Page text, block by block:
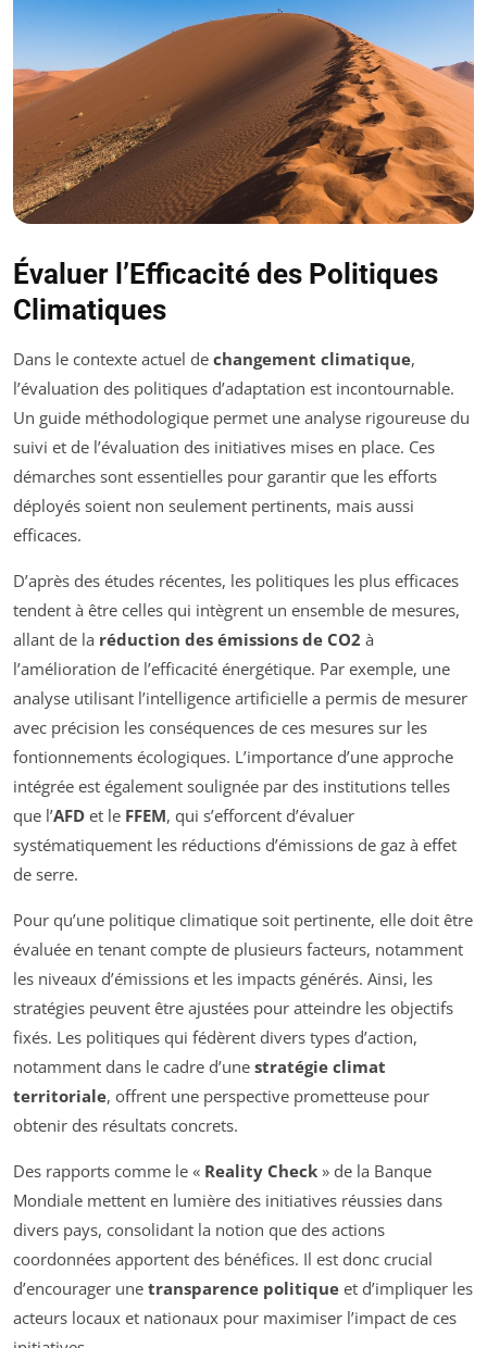
Évaluer l’Efficacité des Politiques
Climatiques
Dans le contexte actuel de changement climatique,
l’évaluation des politiques d’adaptation est incontournable.
Un guide méthodologique permet une analyse rigoureuse du
suivi et de l’évaluation des initiatives mises en place. Ces
démarches sont essentielles pour garantir que les efforts
déployés soient non seulement pertinents, mais aussi
efficaces.
D’après des études récentes, les politiques les plus efficaces
tendent à être celles qui intègrent un ensemble de mesures,
allant de la réduction des émissions de CO2 à
l’amélioration de l’efficacité énergétique. Par exemple, une
analyse utilisant l’intelligence artificielle a permis de mesurer
avec précision les conséquences de ces mesures sur les
fontionnements écologiques. L’importance d’une approche
intégrée est également soulignée par des institutions telles
que l’AFD et le FFEM, qui s’efforcent d’évaluer
systématiquement les réductions d’émissions de gaz à effet
de serre.
Pour qu’une politique climatique soit pertinente, elle doit être
évaluée en tenant compte de plusieurs facteurs, notamment
les niveaux d’émissions et les impacts générés. Ainsi, les
stratégies peuvent être ajustées pour atteindre les objectifs
fixés. Les politiques qui fédèrent divers types d’action,
notamment dans le cadre d’une stratégie climat
territoriale, offrent une perspective prometteuse pour
obtenir des résultats concrets.
Des rapports comme le « Reality Check » de la Banque
Mondiale mettent en lumière des initiatives réussies dans
divers pays, consolidant la notion que des actions
coordonnées apportent des bénéfices. Il est donc crucial
d’encourager une transparence politique et d’impliquer les
acteurs locaux et nationaux pour maximiser l’impact de ces